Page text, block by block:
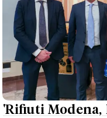
'Rifiuti Modena,